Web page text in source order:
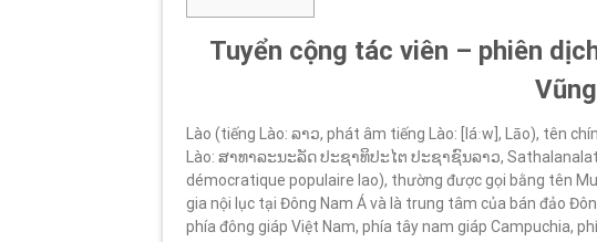
Tuyển cộng tác viên – phiên
Lào (tiếng Lào: ລາວ, phát âm tiếng Lào: [láːw], Lāo), tên
Lào: ສາທາລະນະລັດ ປະຊາທິປະໄຕ ປະຊາຊົນລາວ,
démocratique populaire lao), thường được gọi bằng tên
gia nội lục tại Đông Nam Á và là trung tâm của bán đảo
phía đông giáp Việt Nam, phía tây nam giáp Campuchia,